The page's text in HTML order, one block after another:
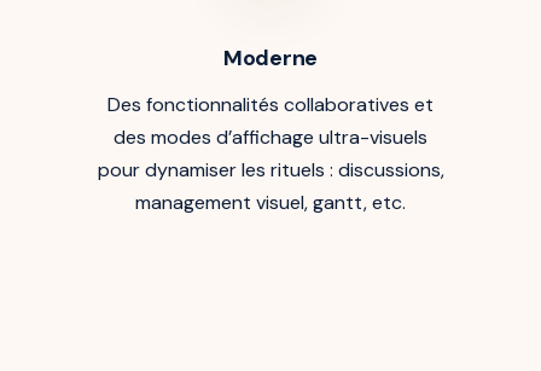
Moderne
Des fonctionnalités collaboratives et
des modes d’affichage ultra-visuels
pour dynamiser les rituels : discussions,
management visuel, gantt, etc.